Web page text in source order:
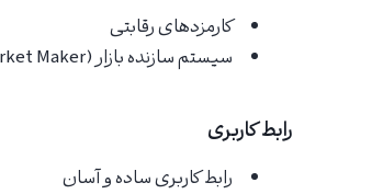
کارمزدهای رقابتی
سیستم سازنده بازار (Market Maker) برای کاهش کارمزد
رابط کاربری
رابط کاربری ساده و آسان